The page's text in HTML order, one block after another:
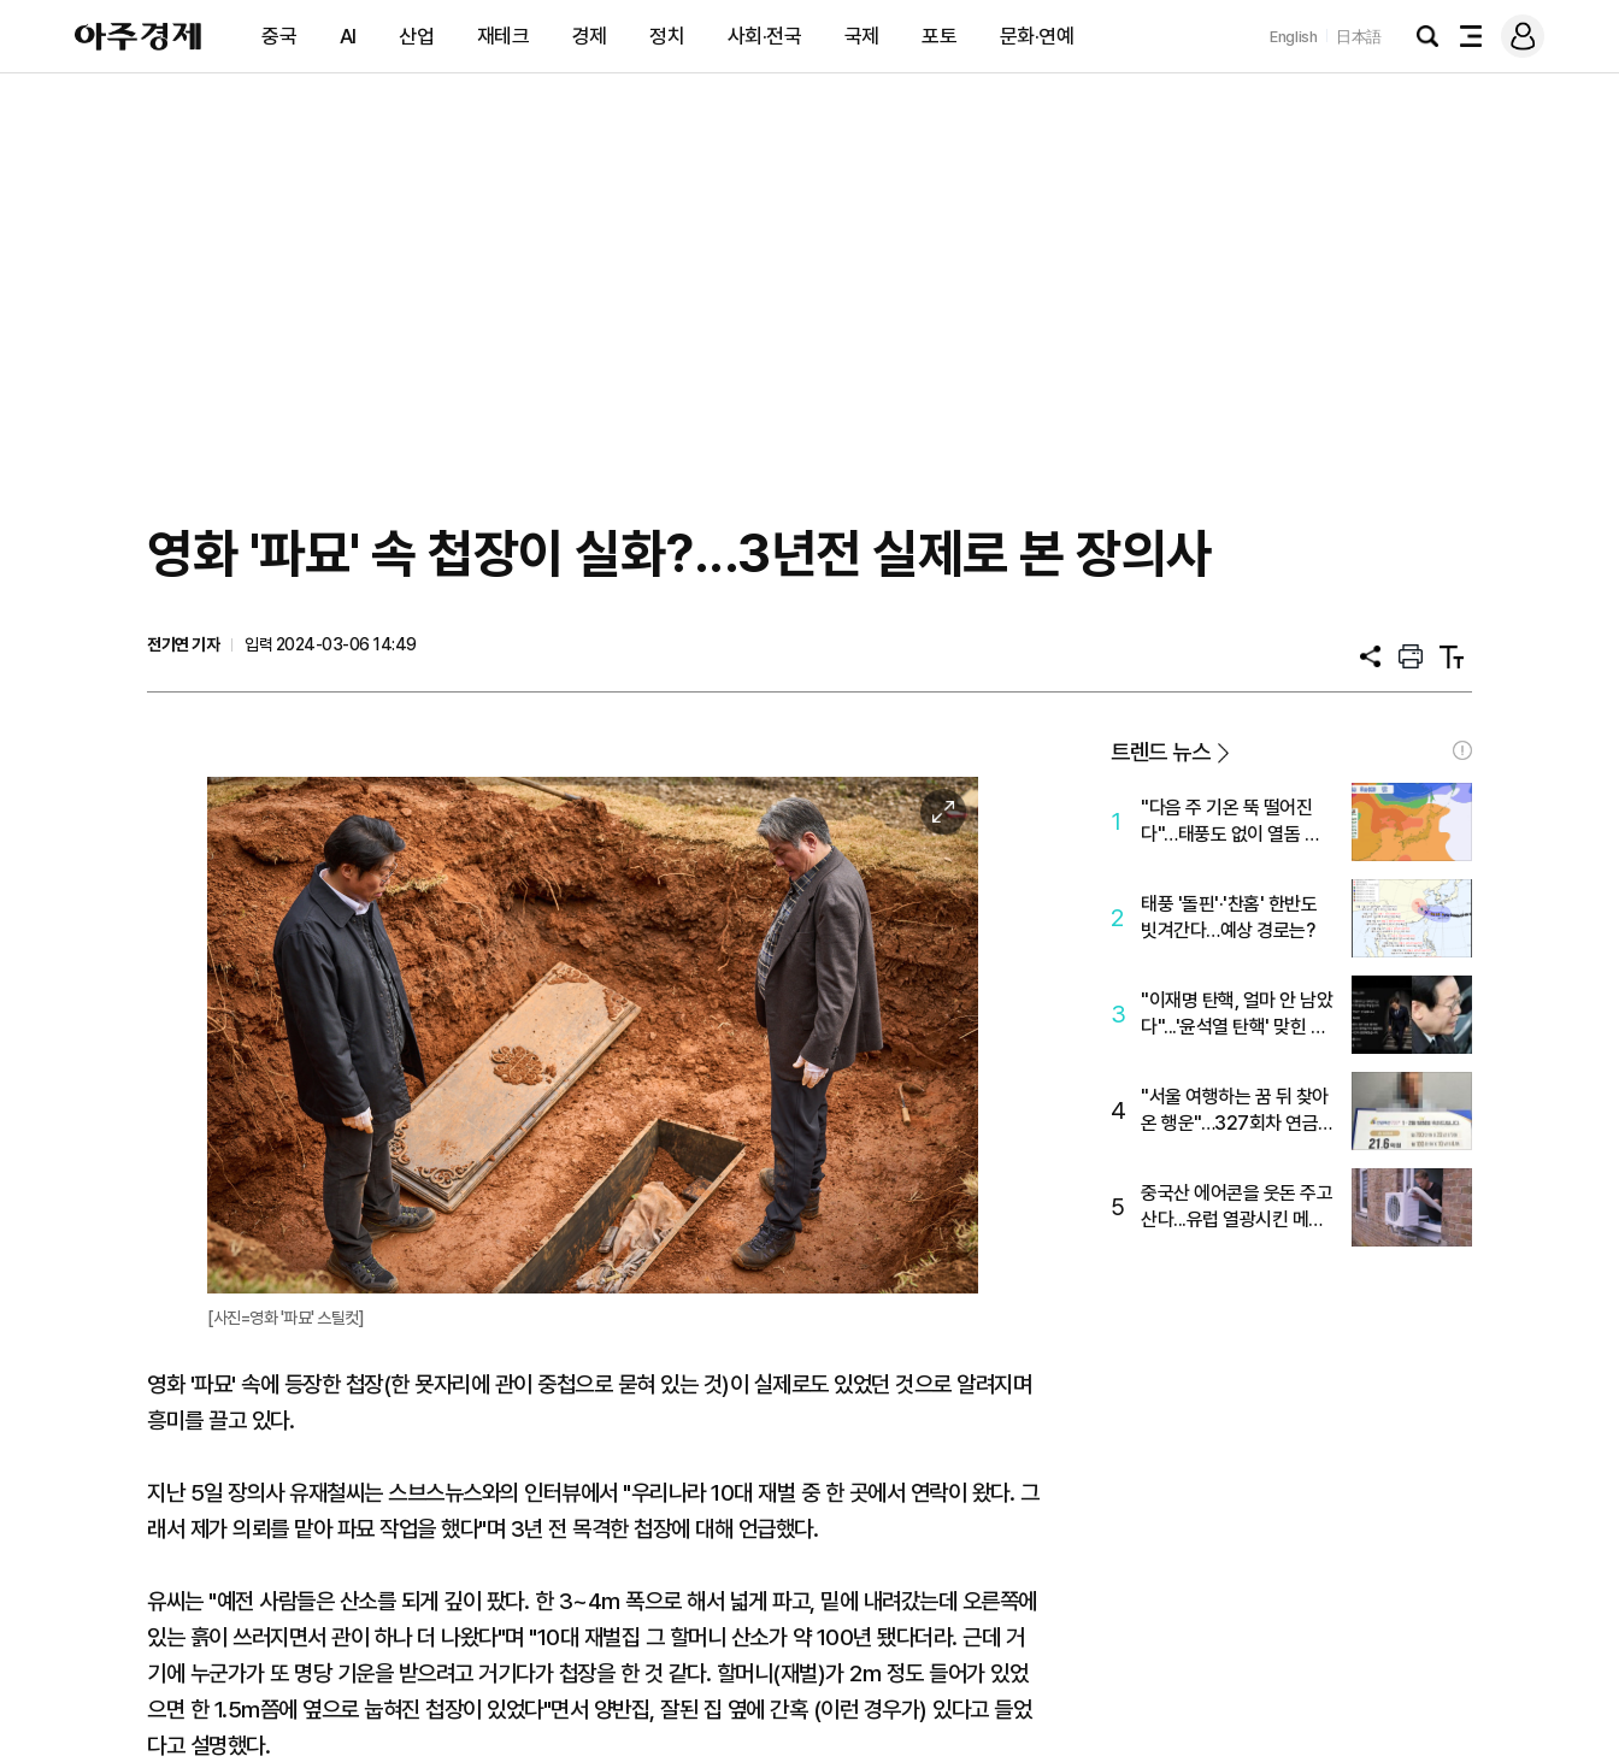
아
주
제
중국 AI 산업 재테크 경제 정치 사회·전국 국제 포토 문화·연예 English 日本語
검
전
메
그
영화 '파묘' 속 첩장이 실화?...3년전 실제로 본 장의사
전기연 기자
입력 2024-03-06 14:49
공
프
트
텍
트
이
미
지
확
대
[사진=영화 '파묘' 스틸컷]
영화 '파묘' 속에 등장한 첩장(한 묫자리에 관이 중첩으로 묻혀 있는 것)이 실제로도 있었던 것으로 알려지며
흥미를 끌고 있다.
지난 5일 장의사 유재철씨는 스브스뉴스와의 인터뷰에서 "우리나라 10대 재벌 중 한 곳에서 연락이 왔다. 그
래서 제가 의뢰를 맡아 파묘 작업을 했다"며 3년 전 목격한 첩장에 대해 언급했다.
유씨는 "예전 사람들은 산소를 되게 깊이 팠다. 한 3~4m 폭으로 해서 넓게 파고, 밑에 내려갔는데 오른쪽에
있는 흙이 쓰러지면서 관이 하나 더 나왔다"며 "10대 재벌집 그 할머니 산소가 약 100년 됐다더라. 근데 거
기에 누군가가 또 명당 기운을 받으려고 거기다가 첩장을 한 것 같다. 할머니(재벌)가 2m 정도 들어가 있었
으면 한 1.5m쯤에 옆으로 눕혀진 첩장이 있었다"면서 양반집, 잘된 집 옆에 간혹 (이런 경우가) 있다고 들었
다고 설명했다.
트렌드 뉴스
1
"다음 주 기온 뚝 떨어진
다"…태풍도 없이 열돔 박
2
태풍 '돌핀'·'찬홈' 한반도
빗겨간다…예상 경로는?
3
"이재명 탄핵, 얼마 안 남았
다"...'윤석열 탄핵' 맞힌 무
4
"서울 여행하는 꿈 뒤 찾아
온 행운"…327회차 연금
5
중국산 에어콘을 웃돈 주고
산다...유럽 열광시킨 메이